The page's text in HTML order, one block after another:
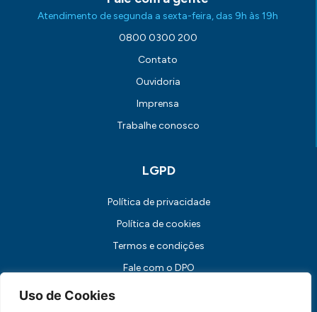
Uso de Cookies
Atendimento de segunda a sexta-feira, das 9h às 19h
0800 0300 200
Contato
Ouvidoria
Imprensa
Trabalhe conosco
LGPD
Política de privacidade
Política de cookies
Termos e condições
Fale com o DPO
Canal de Comunicação com os Titulares dos Dados